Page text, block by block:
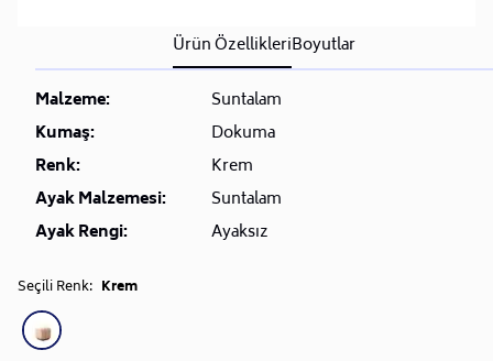
Ürün ÖzellikleriBoyutlar
Malzeme:
Suntalam
Kumaş:
Dokuma
Renk:
Krem
Ayak Malzemesi:
Suntalam
Ayak Rengi:
Ayaksız
Seçili Renk: Krem